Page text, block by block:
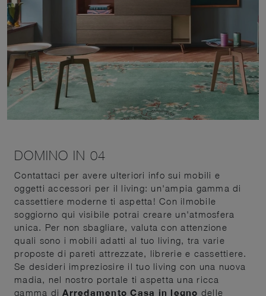
DOMINO IN 04
Contattaci per avere ulteriori info sui mobili e
oggetti accessori per il living: un'ampia gamma di
cassettiere moderne ti aspetta! Con ilmobile
soggiorno qui visibile potrai creare un'atmosfera
unica. Per non sbagliare, valuta con attenzione
quali sono i mobili adatti al tuo living, tra varie
proposte di pareti attrezzate, librerie e cassettiere.
Se desideri impreziosire il tuo living con una nuova
madia, nel nostro portale ti aspetta una ricca
gamma diArredamento Casa in legno delle